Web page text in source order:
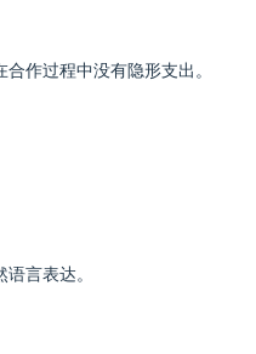
作过程中没有隐形支出。
言表达。